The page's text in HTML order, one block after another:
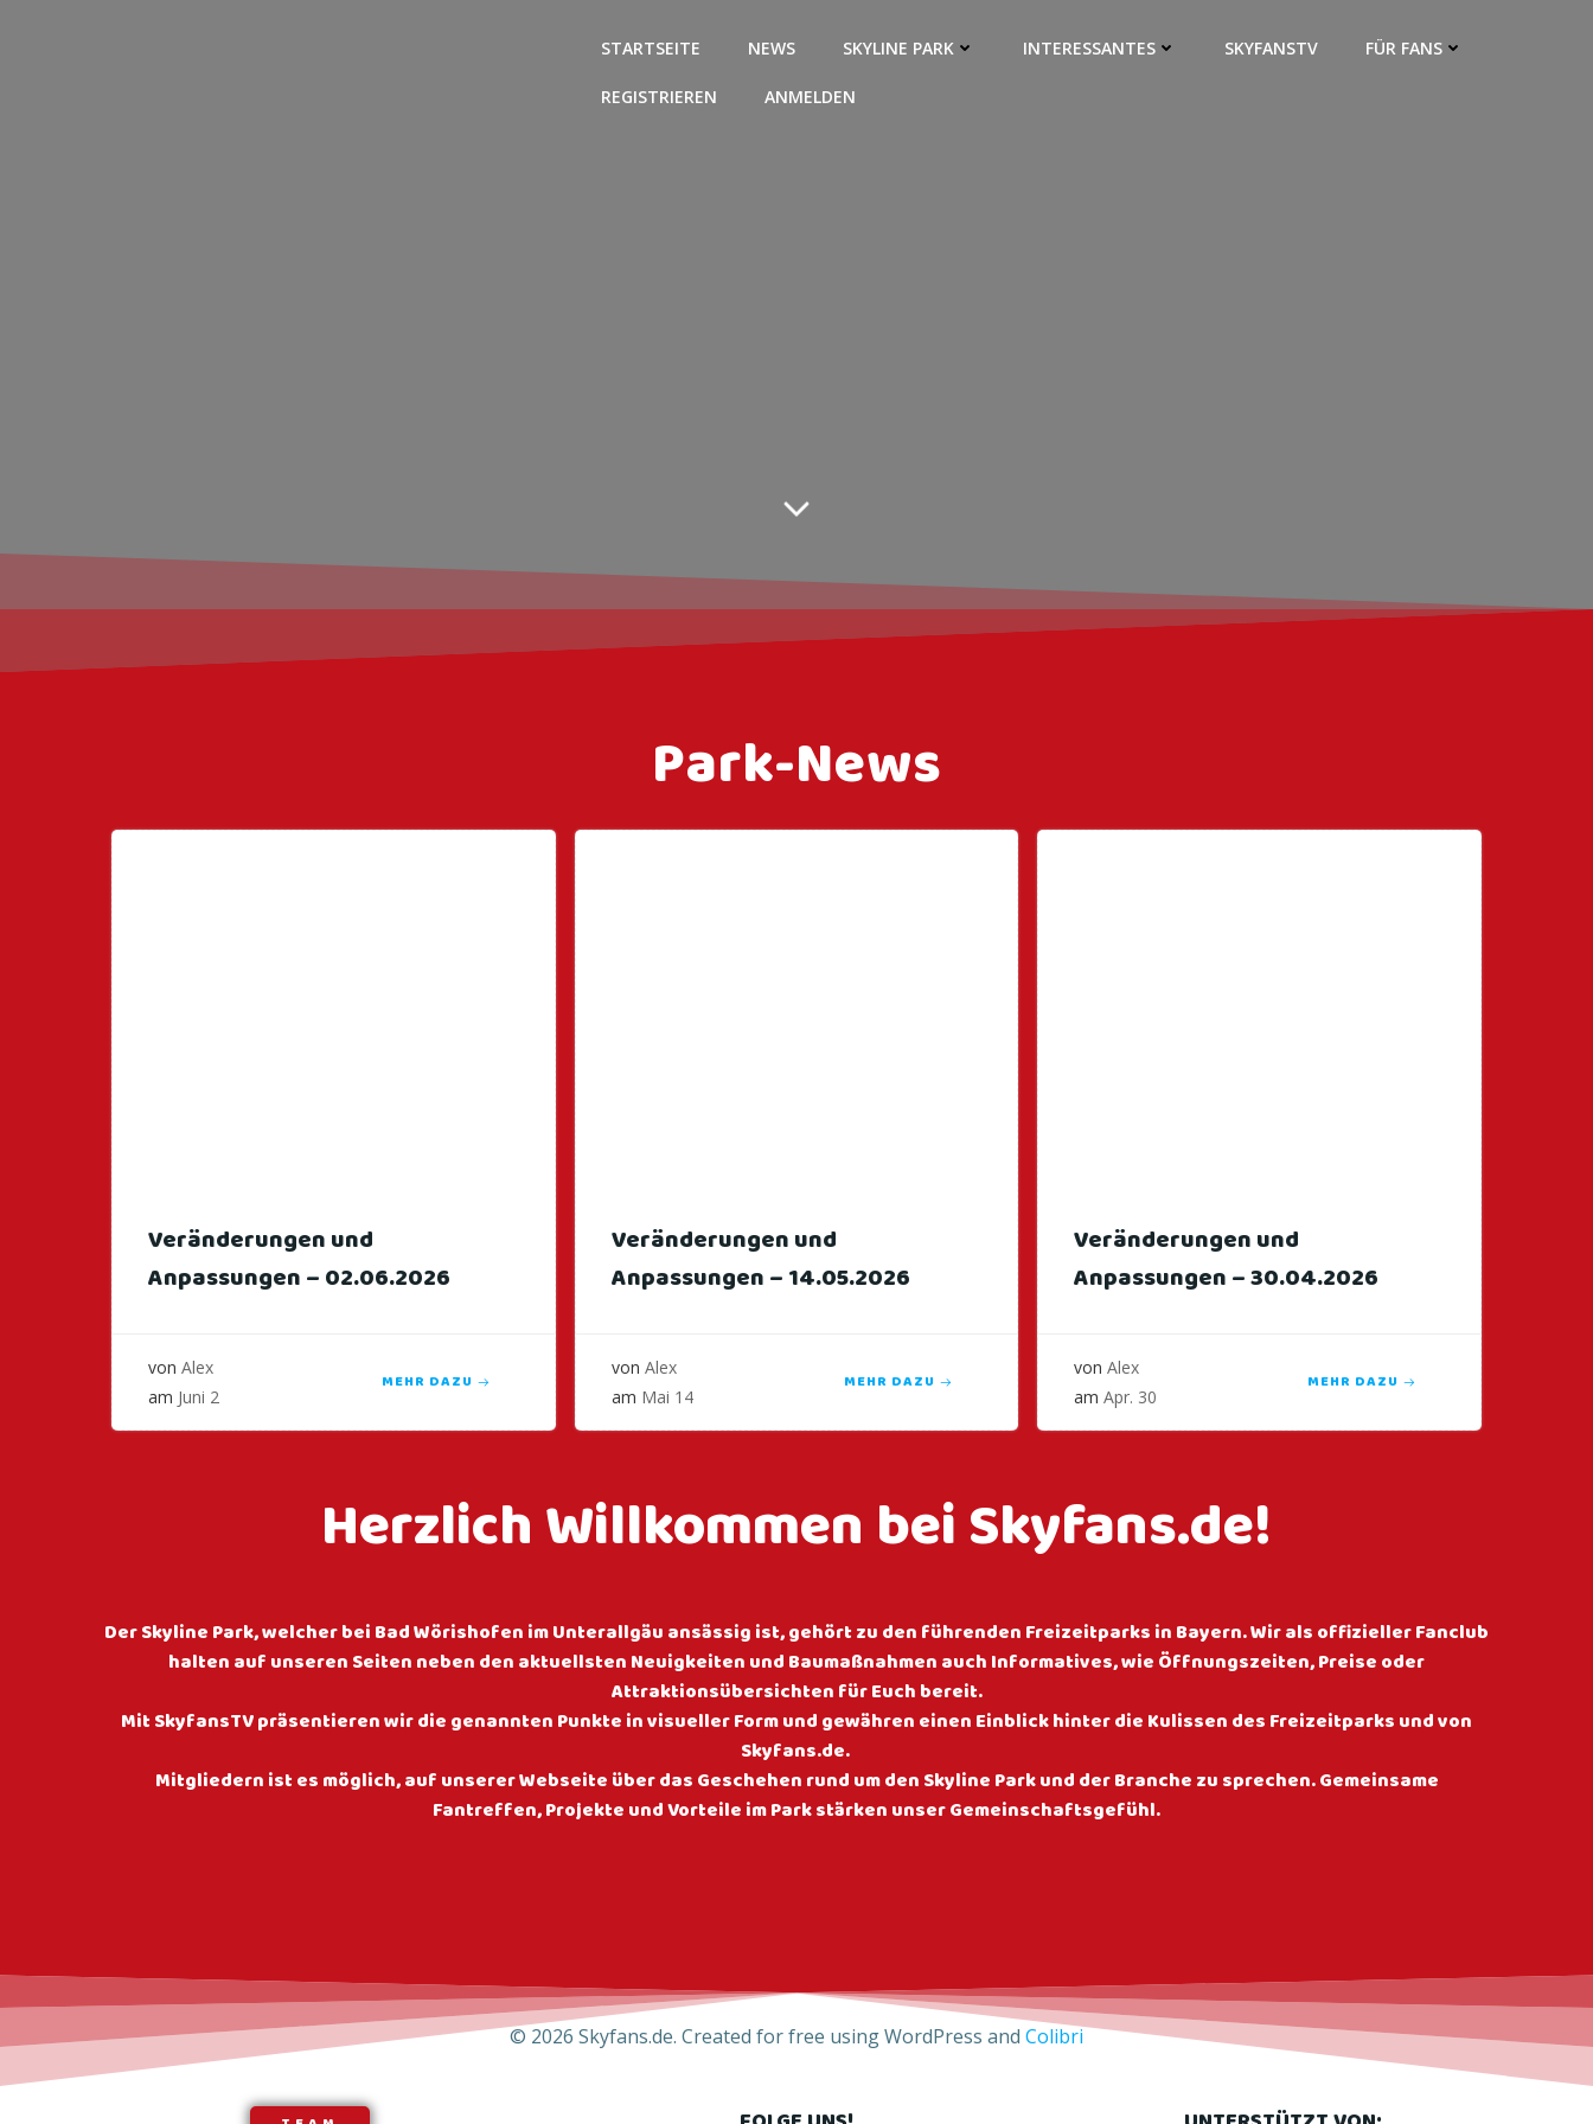
STARTSEITE NEWS SKYLINE PARK INTERESSANTES SKYFANSTV FÜR FANS
REGISTRIEREN ANMELDEN
Park-News
Veränderungen und
Anpassungen – 02.06.2026
von Alex
am Juni 2
MEHR DAZU
Veränderungen und
Anpassungen – 14.05.2026
von Alex
am Mai 14
MEHR DAZU
Veränderungen und
Anpassungen – 30.04.2026
von Alex
am Apr. 30
MEHR DAZU
Herzlich Willkommen bei Skyfans.de!
Der Skyline Park, welcher bei Bad Wörishofen im Unterallgäu ansässig ist, gehört zu den führenden Freizeitparks in Bayern. Wir als offizieller Fanclub
halten auf unseren Seiten neben den aktuellsten Neuigkeiten und Baumaßnahmen auch Informatives, wie Öffnungszeiten, Preise oder
Attraktionsübersichten für Euch bereit.
Mit SkyfansTV präsentieren wir die genannten Punkte in visueller Form und gewähren einen Einblick hinter die Kulissen des Freizeitparks und von
Skyfans.de.
Mitgliedern ist es möglich, auf unserer Webseite über das Geschehen rund um den Skyline Park und der Branche zu sprechen. Gemeinsame
Fantreffen, Projekte und Vorteile im Park stärken unser Gemeinschaftsgefühl.
© 2026 Skyfans.de. Created for free using WordPress and Colibri